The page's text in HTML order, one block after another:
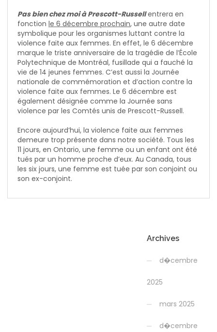
Pas bien chez moi à Prescott-Russellentrera en
fonction le 6 décembre prochain, une autre date
symbolique pour les organismes luttant contre la
violence faite aux femmes. En effet, le 6 décembre
marque le triste anniversaire de la tragédie de l’École
Polytechnique de Montréal, fusillade qui a fauché la
vie de 14 jeunes femmes. C’est aussi la Journée
nationale de commémoration et d’action contre la
violence faite aux femmes. Le 6 décembre est
également désignée comme la Journée sans
violence par les Comtés unis de Prescott-Russell.
Encore aujourd’hui, la violence faite aux femmes
demeure trop présente dans notre société. Tous les
11 jours, en Ontario, une femme ou un enfant ont été
tués par un homme proche d’eux. Au Canada, tous
les six jours, une femme est tuée par son conjoint ou
son ex-conjoint.
Archives
d�cembre
2025
mars 2025
d�cembre